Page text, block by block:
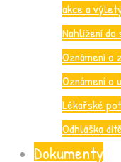
akce a
Nahlížení do
Oznámení o
Oznámení o
Lékařské
Odhláška
Dokumenty